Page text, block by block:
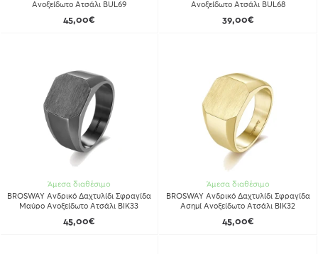
Ανοξείδωτο Ατσάλι BUL69
45,00€
Ανοξείδωτο Ατσάλι BUL68
39,00€
Άμεσα διαθέσιμο
BROSWAY Ανδρικό Δαχτυλίδι Σφραγίδα
Μαύρο Ανοξείδωτο Ατσάλι BIK33
45,00€
Άμεσα διαθέσιμο
BROSWAY Ανδρικό Δαχτυλίδι Σφραγίδα
Ασημί Ανοξείδωτο Ατσάλι BIK32
45,00€